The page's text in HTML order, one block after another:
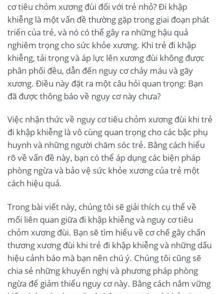
cơ tiêu chỏm xương đùi đối với trẻ nhỏ? Đi khập
khiễng là một vấn đề thường gặp trong giai đoạn phát
triển của trẻ, và nó có thể gây ra những hậu quả
nghiêm trọng cho sức khỏe xương. Khi trẻ đi khập
khiễng, tải trọng và áp lực lên xương đùi không được
phân phối đều, dẫn đến nguy cơ chảy máu và gãy
xương. Điều này đặt ra một câu hỏi quan trọng: Bạn
đã được thông báo về nguy cơ này chưa?
Việc nhận thức về nguy cơ tiêu chỏm xương đùi khi trẻ
đi khập khiễng là vô cùng quan trọng cho các bậc phụ
huynh và những người chăm sóc trẻ. Bằng cách hiểu
rõ về vấn đề này, bạn có thể áp dụng các biện pháp
phòng ngừa và bảo vệ sức khỏe xương của trẻ một
cách hiệu quả.
Trong bài viết này, chúng tôi sẽ giải thích cụ thể về
mối liên quan giữa đi khập khiễng và nguy cơ tiêu
chỏm xương đùi. Bạn sẽ tìm hiểu về cơ chế gây chấn
thương xương đùi khi trẻ đi khập khiễng và những dấu
hiệu cảnh báo mà bạn nên chú ý. Chúng tôi cũng sẽ
chia sẻ những khuyến nghị và phương pháp phòng
ngừa để giảm thiểu nguy cơ này. Bằng cách nắm vững